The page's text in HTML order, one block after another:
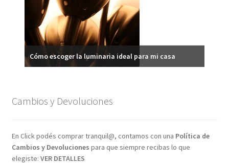
Cómo escoger la luminaria ideal para mi casa
Cambios y Devoluciones
En Click podés comprar tranquil@, contamos con una Política de
Cambios y Devoluciones para que siempre recibas lo que
elegiste: VER DETALLES